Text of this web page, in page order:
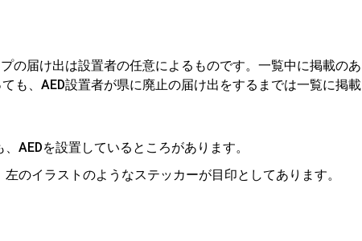
の届け出は設置者の任意によるものです。一覧中に掲載のあ
も、AED設置者が県に廃止の届け出をするまでは一覧に掲載
AEDを設置しているところがあります。
のイラストのようなステッカーが目印としてあります。